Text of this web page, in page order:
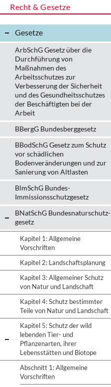
Recht & Gesetze
Gesetze
ArbSchG Gesetz über die
Durchführung von
Maßnahmen des
Arbeitsschutzes zur
Verbesserung der Sicherheit
und des Gesundheitsschutzes
der Beschäftigten bei der
Arbeit
BBergG Bundesberggesetz
BBodSchG Gesetz zum Schutz
vor schädlichen
Bodenveränderungen und zur
Sanierung von Altlasten
BlmSchG Bundes-
Immissionsschutz­gesetz
BNatSchG Bundesnaturschutz-
gesetz
Kapitel 1: Allgemeine
Vorschriften
Kapitel 2: Landschaftsplanung
Kapitel 3: Allgemeiner Schutz
von Natur und Landschaft
Kapitel 4: Schutz bestimmter
Teile von Natur und Landschaft
Kapitel 5: Schutz der wild
lebenden Tier- und
Pflanzenarten, ihrer
Lebensstätten und Biotope
Abschnitt 1: Allgemeine
Vorschriften